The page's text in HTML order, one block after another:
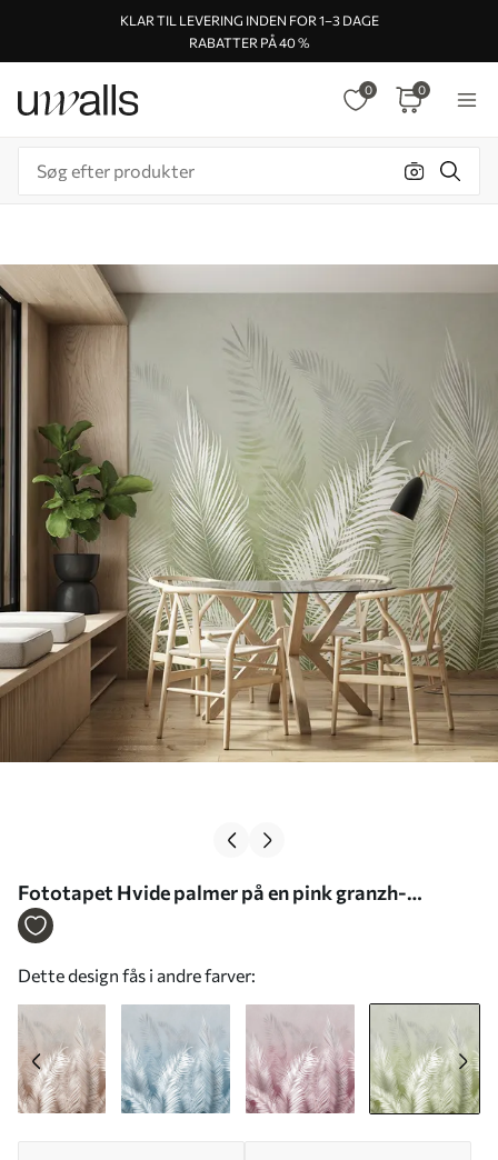
KLAR TIL LEVERING INDEN FOR 1–3 DAGE
RABATTER PÅ 40 %
0 0
Fototapet Hvide palmer på en pink granzh-
baggrund. i grønne farver Nr. u74601v3
Dette design fås i andre farver: